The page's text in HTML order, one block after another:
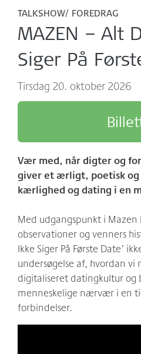
Sponsorer
net:vaerket og
Kontakt
Møder/konferencer/fester
Historien om Værket
Værkets scener og sale
Spillestedet Turbinen
Følg os
TALKSHOW FOREDRAG
MAZEN – Alt
Siger På
tirsdag 20. oktober 2026
Vær med, når digter og
giver et ærligt, poetisk
kærlighed og dating i en
Med udgangspunkt i Mazen
observationer og venners
Ikke Siger På Første Date’
undersøgelse af, hvordan vi
digitaliseret datingkultur og
menneskelige nærvær i en
forbindelser.